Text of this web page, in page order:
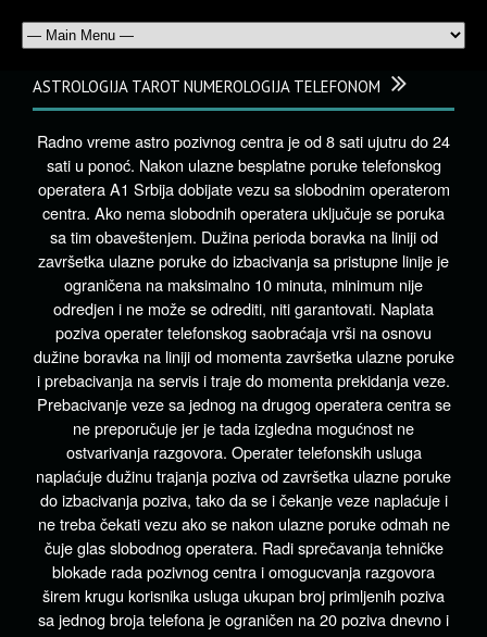
ASTROLOGIJA TAROT NUMEROLOGIJA TELEFONOM
Radno vreme astro pozivnog centra je od 8 sati ujutru do 24
sati u ponoć. Nakon ulazne besplatne poruke telefonskog
operatera A1 Srbija dobijate vezu sa slobodnim operaterom
centra. Ako nema slobodnih operatera uključuje se poruka
sa tim obaveštenjem. Dužina perioda boravka na liniji od
završetka ulazne poruke do izbacivanja sa pristupne linije je
ograničena na maksimalno 10 minuta, minimum nije
odredjen i ne može se odrediti, niti garantovati. Naplata
poziva operater telefonskog saobraćaja vrši na osnovu
dužine boravka na liniji od momenta završetka ulazne poruke
i prebacivanja na servis i traje do momenta prekidanja veze.
Prebacivanje veze sa jednog na drugog operatera centra se
ne preporučuje jer je tada izgledna mogućnost ne
ostvarivanja razgovora. Operater telefonskih usluga
naplaćuje dužinu trajanja poziva od završetka ulazne poruke
do izbacivanja poziva, tako da se i čekanje veze naplaćuje i
ne treba čekati vezu ako se nakon ulazne poruke odmah ne
čuje glas slobodnog operatera. Radi sprečavanja tehničke
blokade rada pozivnog centra i omogucvanja razgovora
širem krugu korisnika usluga ukupan broj primljenih poziva
sa jednog broja telefona je ograničen na 20 poziva dnevno i